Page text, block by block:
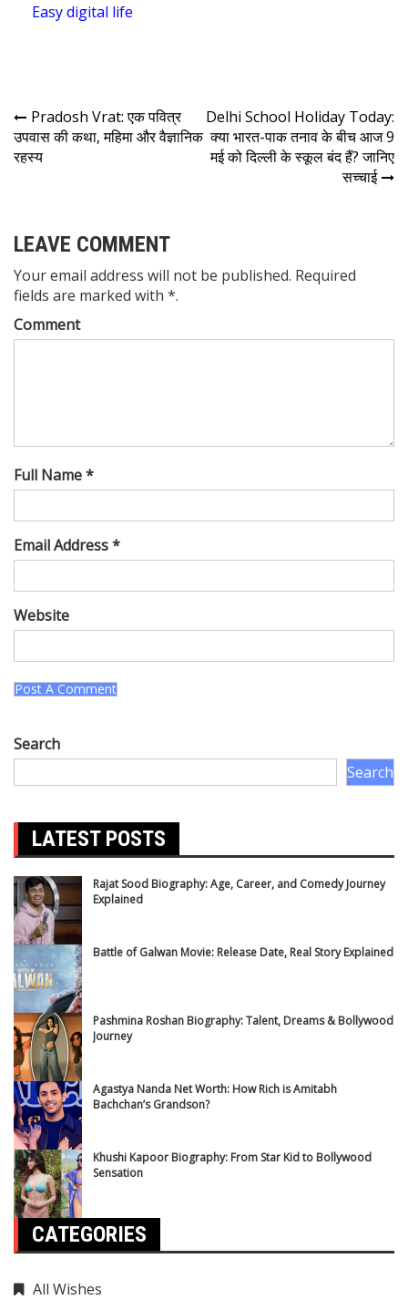
Easy digital life
Pradosh Vrat: एक पवित्र
उपवास की कथा, महिमा और वैज्ञानिक
रहस्य
Delhi School Holiday Today:
क्या भारत-पाक तनाव के बीच आज 9
मई को दिल्ली के स्कूल बंद हैं? जानिए
सच्चाई
LEAVE COMMENT
Your email address will not be published. Required
fields are marked with *.
Comment
Full Name *
Email Address *
Website
Search
Search
LATEST POSTS
Rajat Sood Biography: Age, Career, and Comedy Journey
Explained
Battle of Galwan Movie: Release Date, Real Story Explained
Pashmina Roshan Biography: Talent, Dreams & Bollywood
Journey
Agastya Nanda Net Worth: How Rich is Amitabh
Bachchan’s Grandson?
Khushi Kapoor Biography: From Star Kid to Bollywood
Sensation
CATEGORIES
All Wishes